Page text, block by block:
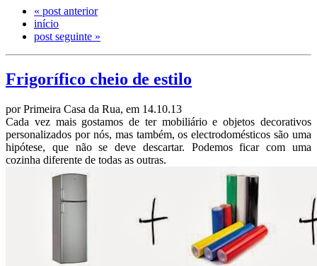
« post anterior
início
post seguinte »
Frigorífico cheio de estilo
por Primeira Casa da Rua, em 14.10.13
Cada vez mais gostamos de ter mobiliário e objetos decorativos
personalizados por nós, mas também, os electrodomésticos são uma
hipótese, que não se deve descartar. Podemos ficar com uma
cozinha diferente de todas as outras.